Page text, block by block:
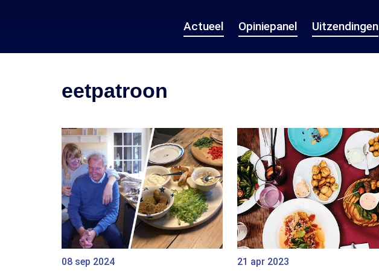
Actueel Opiniepanel Uitzendingen
eetpatroon
08 sep 2024 21 apr 2023